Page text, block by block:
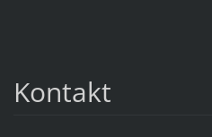
Kontakt